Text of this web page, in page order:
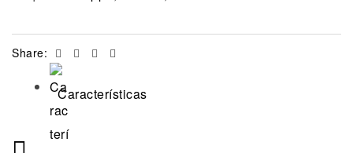
Share: Facebook
TwitterLinkedin
Características